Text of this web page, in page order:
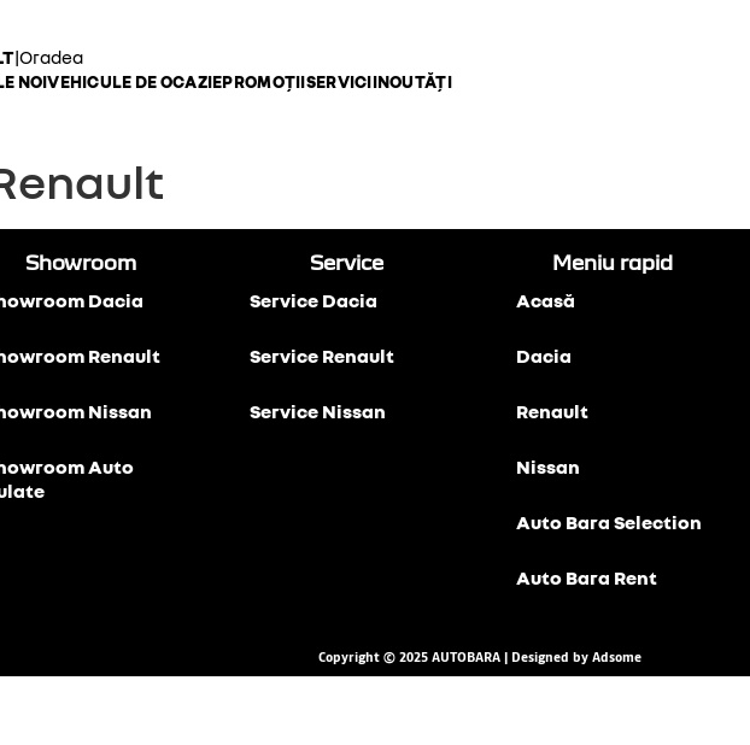
|Oradea
NOIVEHICULE DE OCAZIEPROMOȚIISERVICIINOUTĂȚI
Showroom
Dacia
Renault
Nissan
Auto
Service
Service Dacia
Service Renault
Service Nissan
Meniu rapid
Acasă
Dacia
Renault
Nissan
Auto Bara Selection
Auto Bara Rent
Copyright © 2025 AUTOBARA | Designed by Adsome